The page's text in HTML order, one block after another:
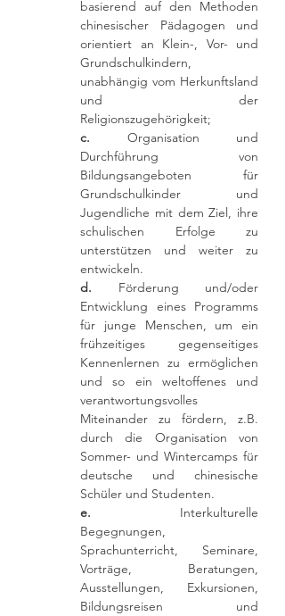
basierend auf den Methoden
chinesischer Pädagogen und
orientiert an Klein-, Vor- und
Grundschulkindern,
unabhängig vom Herkunftsland
und der
Religionszugehörigkeit;
c. Organisation und
Durchführung von
Bildungsangeboten für
Grundschulkinder und
Jugendliche mit dem Ziel, ihre
schulischen Erfolge zu
unterstützen und weiter zu
entwickeln.
d. Förderung und/oder
Entwicklung eines Programms
für junge Menschen, um ein
frühzeitiges gegenseitiges
Kennenlernen zu ermöglichen
und so ein weltoffenes und
verantwortungsvolles
Miteinander zu fördern, z.B.
durch die Organisation von
Sommer- und Wintercamps für
deutsche und chinesische
Schüler und Studenten.
e. Interkulturelle
Begegnungen,
Sprachunterricht, Seminare,
Vorträge, Beratungen,
Ausstellungen, Exkursionen,
Bildungsreisen und